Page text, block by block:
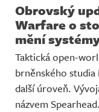
Obrovský
Warfare o
mění
Taktická open-
brněnského
další úroveň.
názvem Spearhead.